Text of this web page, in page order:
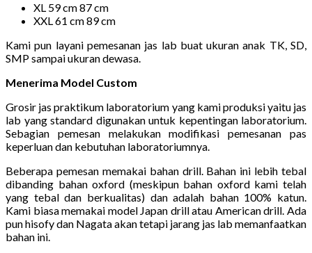
XL 59 cm 87 cm
XXL 61 cm 89 cm
Kami pun layani pemesanan jas lab buat ukuran anak TK, SD,
SMP sampai ukuran dewasa.
Menerima Model Custom
Grosir jas praktikum laboratorium yang kami produksi yaitu jas
lab yang standard digunakan untuk kepentingan laboratorium.
Sebagian pemesan melakukan modifikasi pemesanan pas
keperluan dan kebutuhan laboratoriumnya.
Beberapa pemesan memakai bahan drill. Bahan ini lebih tebal
dibanding bahan oxford (meskipun bahan oxford kami telah
yang tebal dan berkualitas) dan adalah bahan 100% katun.
Kami biasa memakai model Japan drill atau American drill. Ada
pun hisofy dan Nagata akan tetapi jarang jas lab memanfaatkan
bahan ini.